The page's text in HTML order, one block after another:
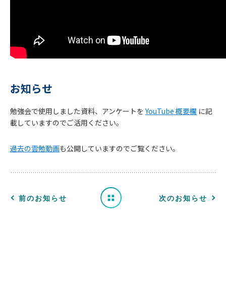
お知らせ
勉強会で使用しました資料、アンケートをYouTube 概要欄 に記
載していますのでご活用ください。
過去の雲勉動画も公開していますのでご覧ください。
前のお知らせ
お
ら
せ
一 次のお知らせ